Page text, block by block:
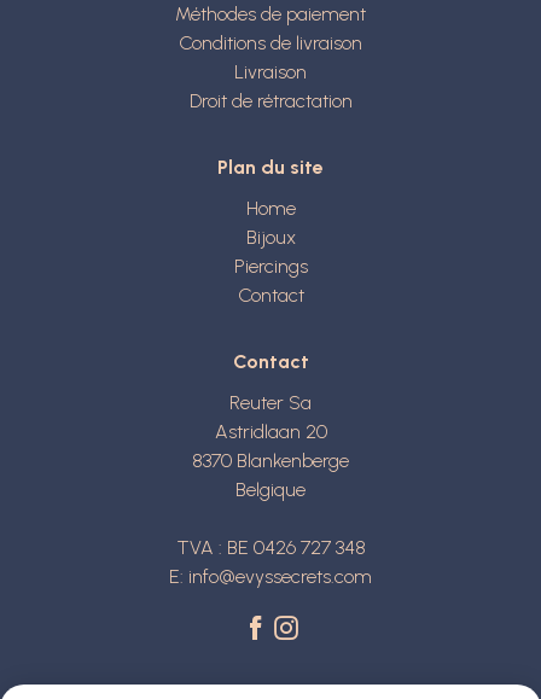
Méthodes de paiement
Conditions de livraison
Livraison
Droit de rétractation
Plan du site
Home
Bijoux
Piercings
Contact
Contact
Reuter Sa
Astridlaan 20
8370 Blankenberge
Belgique
TVA : BE 0426 727 348
E: info@evyssecrets.com